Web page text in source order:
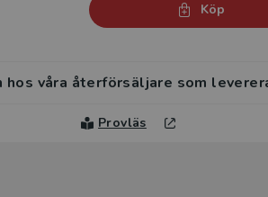
Köp
våra återförsäljare som
Provläs